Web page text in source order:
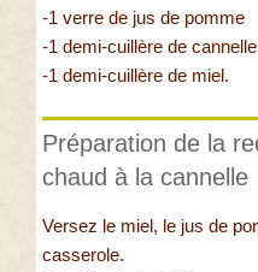
-1 verre de jus de pomme
-1 demi-cuillère de cannelle
-1 demi-cuillère de miel.
Préparation de la
chaud à la cannelle
Versez le miel, le jus de
casserole.